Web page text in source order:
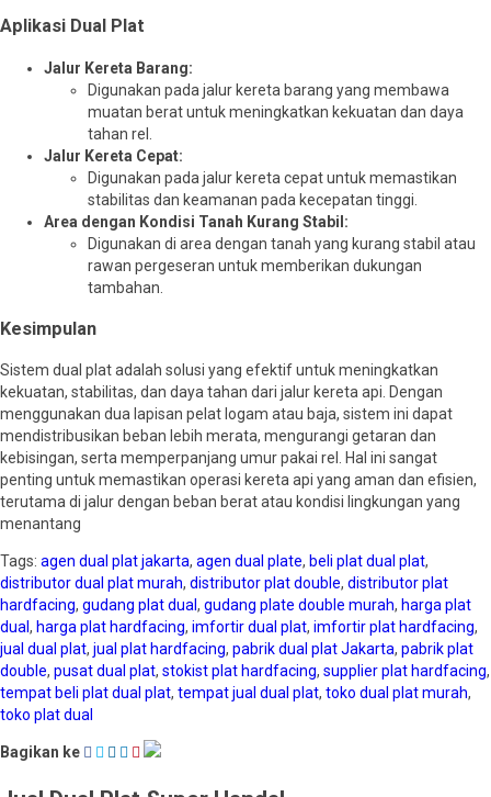
Aplikasi Dual Plat
Jalur Kereta Barang:
Digunakan pada jalur kereta barang yang membawa
muatan berat untuk meningkatkan kekuatan dan daya
tahan rel.
Jalur Kereta Cepat:
Digunakan pada jalur kereta cepat untuk memastikan
stabilitas dan keamanan pada kecepatan tinggi.
Area dengan Kondisi Tanah Kurang Stabil:
Digunakan di area dengan tanah yang kurang stabil atau
rawan pergeseran untuk memberikan dukungan
tambahan.
Kesimpulan
Sistem dual plat adalah solusi yang efektif untuk meningkatkan
kekuatan, stabilitas, dan daya tahan dari jalur kereta api. Dengan
menggunakan dua lapisan pelat logam atau baja, sistem ini dapat
mendistribusikan beban lebih merata, mengurangi getaran dan
kebisingan, serta memperpanjang umur pakai rel. Hal ini sangat
penting untuk memastikan operasi kereta api yang aman dan efisien,
terutama di jalur dengan beban berat atau kondisi lingkungan yang
menantang
Tags: agen dual plat jakarta, agen dual plate, beli plat dual plat,
distributor dual plat murah, distributor plat double, distributor plat
hardfacing, gudang plat dual, gudang plate double murah, harga plat
dual, harga plat hardfacing, imfortir dual plat, imfortir plat hardfacing,
jual dual plat, jual plat hardfacing, pabrik dual plat Jakarta, pabrik plat
double, pusat dual plat, stokist plat hardfacing, supplier plat hardfacing,
tempat beli plat dual plat, tempat jual dual plat, toko dual plat murah,
toko plat dual
Bagikan ke